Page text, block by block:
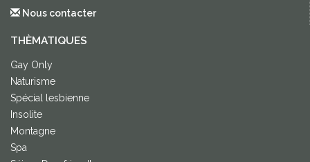
Nous contacter
THÈMATIQUES
Gay Only
Naturisme
Spécial lesbienne
Insolite
Montagne
Spa